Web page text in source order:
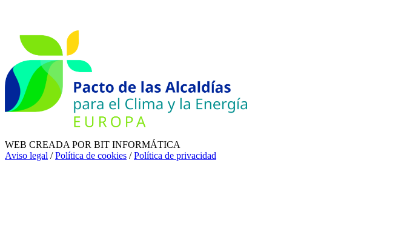
WEB CREADA POR BIT INFORMÁTICA
Aviso legal /Política de cookies /Política de privacidad